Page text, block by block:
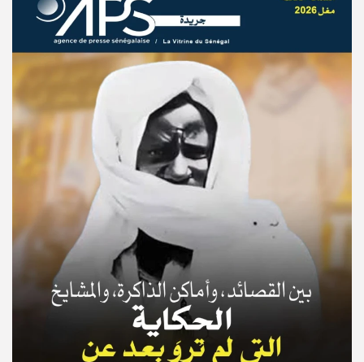
© Copyright 2025, APS